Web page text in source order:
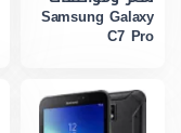
Samsung Galaxy
C7 Pro